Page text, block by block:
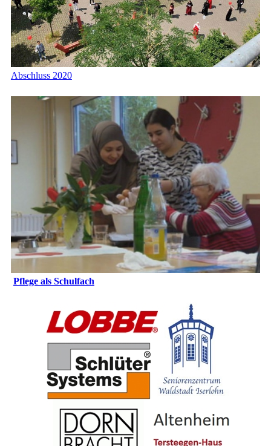
Abschluss 2020
Pflege als Schulfach